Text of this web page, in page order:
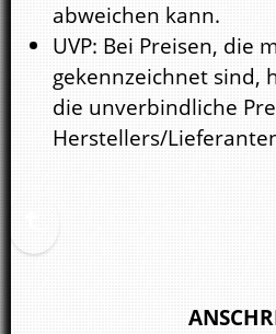
abweichen kann.
UVP: Bei Preisen, die
gekennzeichnet sind,
die unverbindliche
Herstellers/